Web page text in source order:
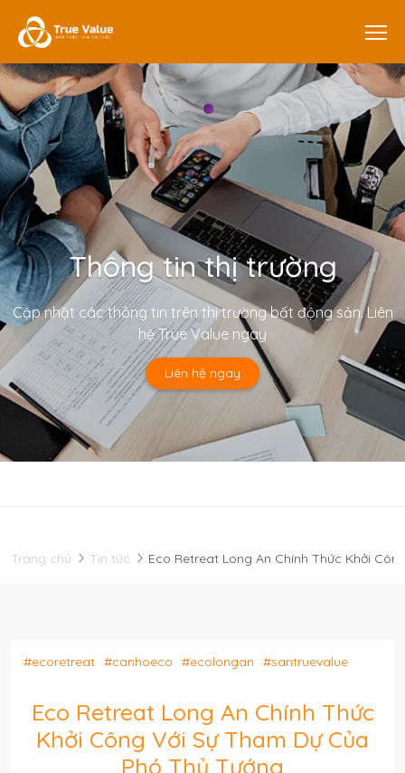
Thông tin thị trường
Cập nhật các thông tin trên thị trường bất động sản. Liên
hệ True Value ngay
Liên hệ ngay
Trang chủ Tin tức Eco Retreat Long An Chính Thức Khởi
#ecoretreat #canhoeco #ecolongan #santruevalue
Eco Retreat Long An Chính Thức
Khởi Công Với Sự Tham Dự Của
Phó Thủ Tướng